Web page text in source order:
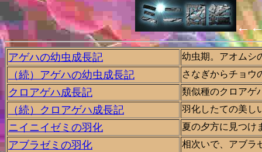
←←
アゲハの幼虫成長記 幼虫期。アオムシ
（続）アゲハの幼虫成長記 さなぎからチョウ
クロアゲハ成長記 類似種のクロアゲ
（続）クロアゲハ成長記 羽化したての美し
ニイニイゼミの羽化 夏の夕方に見つけ
アブラゼミの羽化 相次いで、アブラ